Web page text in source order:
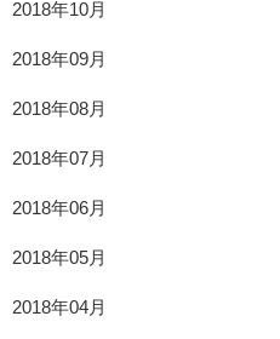
2018年10月
2018年09月
2018年08月
2018年07月
2018年06月
2018年05月
2018年04月